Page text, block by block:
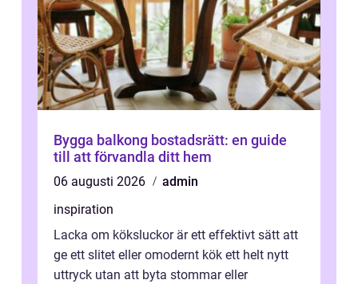
Bygga balkong bostadsrätt: en guide
till att förvandla ditt hem
06 augusti 2026
admin
inspiration
Lacka om köksluckor är ett effektivt sätt att
ge ett slitet eller omodernt kök ett helt nytt
uttryck utan att byta stommar eller